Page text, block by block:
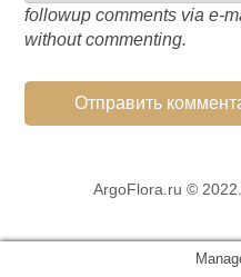
followup comments via e-
without commenting.
ArgoFlora.ru ©